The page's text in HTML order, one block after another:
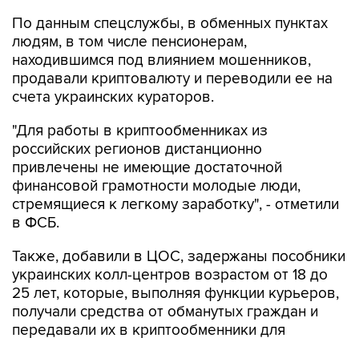
По данным спецслужбы, в обменных пунктах
людям, в том числе пенсионерам,
находившимся под влиянием мошенников,
продавали криптовалюту и переводили ее на
счета украинских кураторов.
"Для работы в криптообменниках из
российских регионов дистанционно
привлечены не имеющие достаточной
финансовой грамотности молодые люди,
стремящиеся к легкому заработку", - отметили
в ФСБ.
Также, добавили в ЦОС, задержаны пособники
украинских колл-центров возрастом от 18 до
25 лет, которые, выполняя функции курьеров,
получали средства от обманутых граждан и
передавали их в криптообменники для